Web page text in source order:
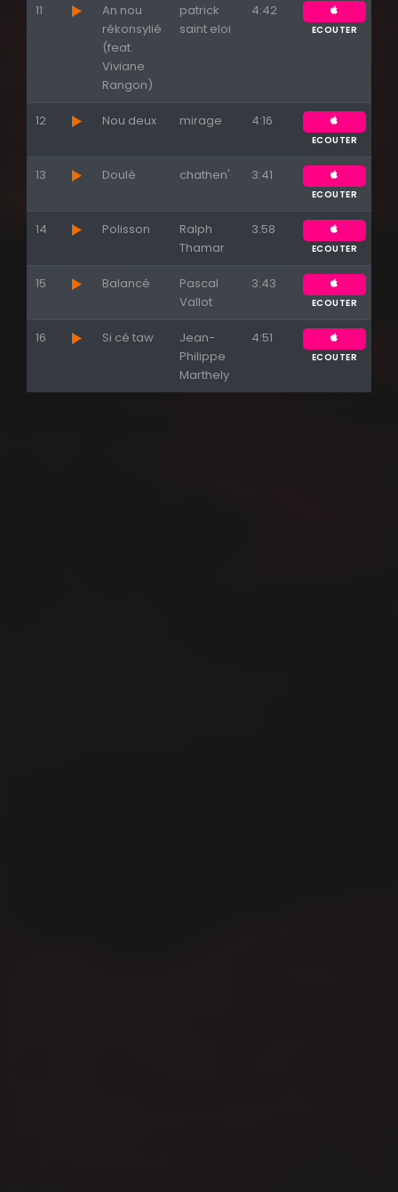
11
An nou
rékonsylié
(feat.
Viviane
Rangon)
patrick
saint eloi
4:42
ECOUTER
12 Nou deux mirage 4:16
ECOUTER
13 Doulè chathen' 3:41
ECOUTER
14 Polisson
Ralph
Thamar
3:58
ECOUTER
15 Balancé
Pascal
Vallot
3:43
ECOUTER
16 Si cé taw
Jean-
Philippe
Marthely
4:51
ECOUTER